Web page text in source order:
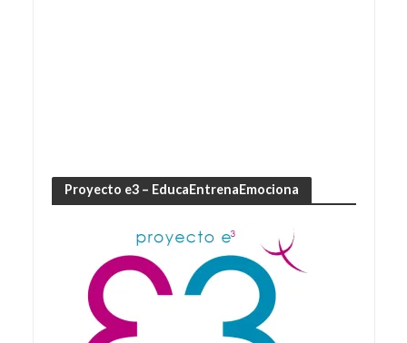
Proyecto e3 – EducaEntrenaEmociona